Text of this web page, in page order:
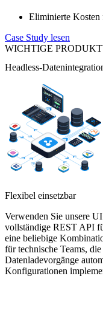
Eliminierte Kosten
Case Study lesen
WICHTIGE
Headless-
Flexibel einsetzbar
Verwenden Sie unsere
vollständige REST API
eine beliebige
für technische Teams,
Datenladevorgänge
Konfigurationen